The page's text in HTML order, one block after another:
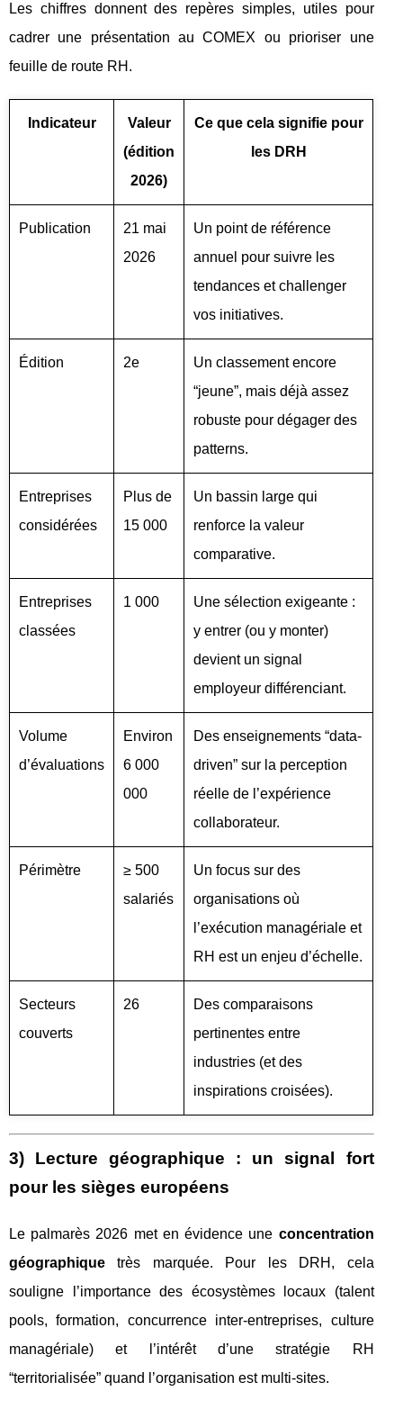
Les chiffres donnent des repères simples, utiles pour
cadrer une présentation au COMEX ou prioriser une
feuille de route RH.
Indicateur
Valeur
(édition
2026)
Ce que cela signifie pour
les DRH
Publication
21 mai
2026
Un point de référence
annuel pour suivre les
tendances et challenger
vos initiatives.
Édition 2e
Un classement encore
“jeune”, mais déjà assez
robuste pour dégager des
patterns.
Entreprises
considérées
Plus de
15 000
Un bassin large qui
renforce la valeur
comparative.
Entreprises
classées
1 000
Une sélection exigeante :
y entrer (ou y monter)
devient un signal
employeur différenciant.
Volume
d’évaluations
Environ
6 000
000
Des enseignements “data-
driven” sur la perception
réelle de l’expérience
collaborateur.
Périmètre
≥ 500
salariés
Un focus sur des
organisations où
l’exécution managériale et
RH est un enjeu d’échelle.
Secteurs
couverts
26
Des comparaisons
pertinentes entre
industries (et des
inspirations croisées).
3) Lecture géographique : un signal fort
pour les sièges européens
Le palmarès 2026 met en évidence une concentration
géographique très marquée. Pour les DRH, cela
souligne l’importance des écosystèmes locaux (talent
pools, formation, concurrence inter-entreprises, culture
managériale) et l’intérêt d’une stratégie RH
“territorialisée” quand l’organisation est multi-sites.